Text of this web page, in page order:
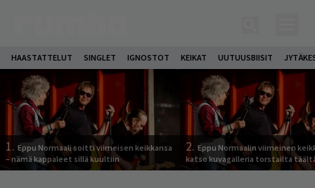
HAASTATTELUT SINGLET IGNOSTOT KEIKAT UUTUUSBIISIT
1. Eppu Normaali soitti viimeisen keikkansa
– nämä kappaleet sillä kuultiin
2. Eppu Normaalin viimeinen
katso kuvagalleria torstailta